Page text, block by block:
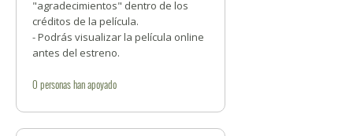
"agradecimientos" dentro de los
créditos de la película.
- Podrás visualizar la película online
antes del estreno.
0 personashan apoyado